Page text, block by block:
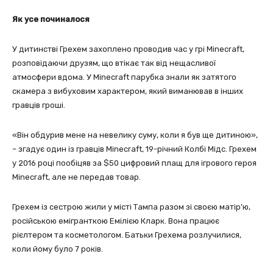
Як усе починалося
У дитинстві Грехем захоплено проводив час у грі Minecraft,
розповідаючи друзям, що втікає так від нещасливої
атмосфери вдома. У Minecraft парубка знали як затятого
скамера з вибуховим характером, який виманював в інших
гравців гроші.
«Він обдурив мене на невелику суму, коли я був ще дитиною»,
– згадує один із гравців Minecraft, 19-річний Колбі Мідс. Грехем
у 2016 році пообіцяв за $50 цифровий плащ для ігрового героя
Minecraft, але не передав товар.
Грехем із сестрою жили у місті Тампа разом зі своєю матір’ю,
російською емігранткою Емілією Кларк. Вона працює
рієлтером та косметологом. Батьки Грехема розлучилися,
коли йому було 7 років.